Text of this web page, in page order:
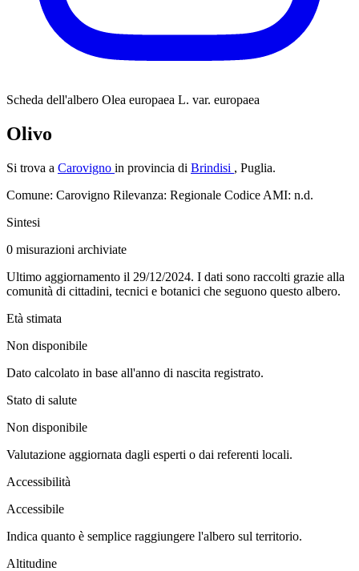
Scheda dell'albero Olea europaea L. var. europaea
Olivo
Si trova a Carovigno in provincia di Brindisi , Puglia.
Comune: Carovigno Rilevanza: Regionale Codice AMI: n.d.
Sintesi
0 misurazioni archiviate
Ultimo aggiornamento il 29/12/2024. I dati sono raccolti grazie alla
comunità di cittadini, tecnici e botanici che seguono questo albero.
Età stimata
Non disponibile
Dato calcolato in base all'anno di nascita registrato.
Stato di salute
Non disponibile
Valutazione aggiornata dagli esperti o dai referenti locali.
Accessibilità
Accessibile
Indica quanto è semplice raggiungere l'albero sul territorio.
Altitudine